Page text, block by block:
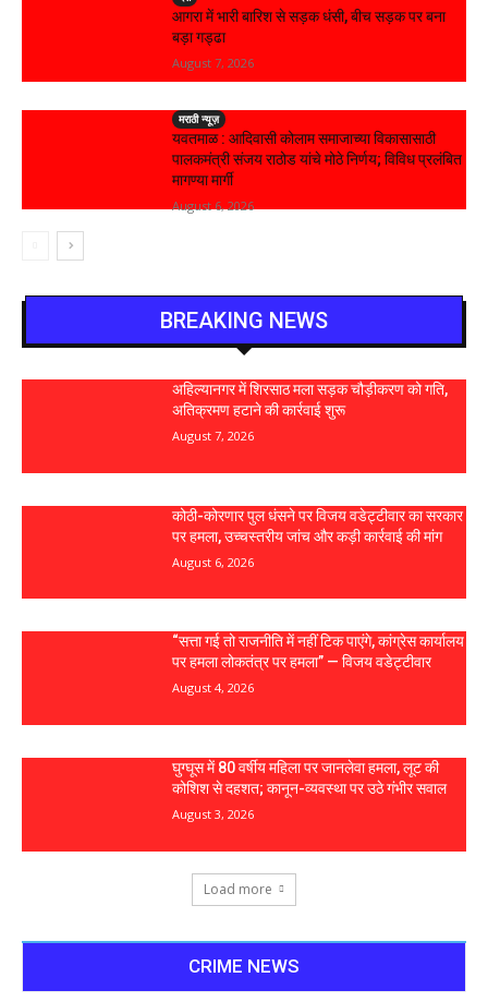
आगरा में भारी बारिश से सड़क धंसी, बीच सड़क पर बना
बड़ा गड्ढा
August 7, 2026
मराठी न्यूज़
यवतमाळ : आदिवासी कोलाम समाजाच्या विकासासाठी
पालकमंत्री संजय राठोड यांचे मोठे निर्णय; विविध प्रलंबित
मागण्या मार्गी
August 6, 2026
BREAKING NEWS
अहिल्यानगर में शिरसाठ मला सड़क चौड़ीकरण को गति,
अतिक्रमण हटाने की कार्रवाई शुरू
August 7, 2026
कोठी-कोरणार पुल धंसने पर विजय वडेट्टीवार का सरकार
पर हमला, उच्चस्तरीय जांच और कड़ी कार्रवाई की मांग
August 6, 2026
“सत्ता गई तो राजनीति में नहीं टिक पाएंगे, कांग्रेस कार्यालय
पर हमला लोकतंत्र पर हमला” — विजय वडेट्टीवार
August 4, 2026
घुग्घूस में 80 वर्षीय महिला पर जानलेवा हमला, लूट की
कोशिश से दहशत; कानून-व्यवस्था पर उठे गंभीर सवाल
August 3, 2026
Load more
CRIME NEWS